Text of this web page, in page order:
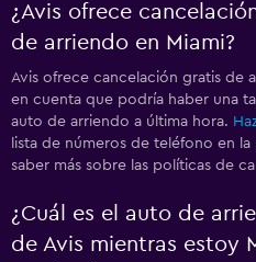
¿Avis ofrece
de arriendo en Miami?
Avis ofrece cancelación gratis de
en cuenta que podría haber una
auto de arriendo a última hora.
lista de números de teléfono en la
saber más sobre las políticas de
¿Cuál es el auto de
de Avis mientras estoy